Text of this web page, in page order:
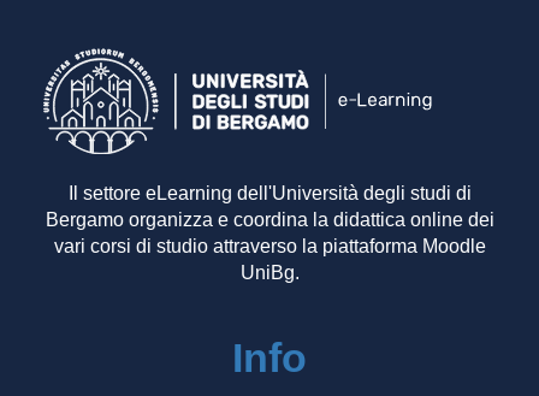
Il settore eLearning dell'Università degli studi di
Bergamo organizza e coordina la didattica online dei
vari corsi di studio attraverso la piattaforma Moodle
UniBg.
Info